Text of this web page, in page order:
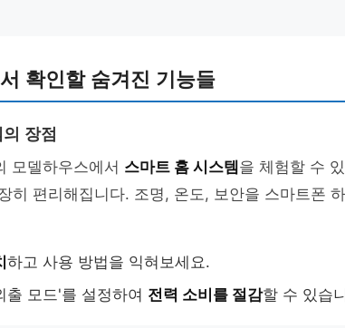
확인할 숨겨진 기능들
장점
모델하우스에서 스마트 홈 시스템 을 체험할 수
히 편리해집니다. 조명, 온도, 보안을 스마트폰
하고 사용 방법을 익혀보세요.
출 모드'를 설정하여 전력 소비를 절감할 수 있습